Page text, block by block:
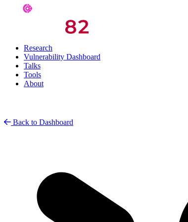
Research
Vulnerability Dashboard
Talks
Tools
About
Back to Dashboard